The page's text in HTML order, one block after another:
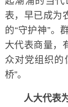
表，早已成为
的“守护神”。
大代表商量，
众对党组织的
桥”。
人大代表